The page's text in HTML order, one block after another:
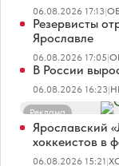
06.08.2026 17:13|
Резервисты
Ярославле
06.08.2026 17:05|
В России
06.08.2026 16:23|
Реклама
Ярославский
хоккеистов в
06.08.2026 15:21|